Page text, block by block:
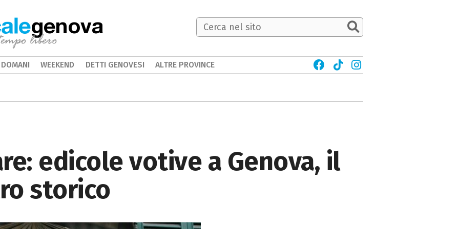
edicole votive a Genova, il
storico
genova
DOMANI WEEKEND DETTI GENOVESI ALTRE PROVINCE